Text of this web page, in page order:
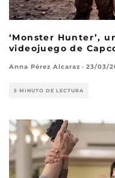
‘Monster Hunter’,
videojuego de
Anna Pérez Alcaraz · 23/03/
5 MINUTO DE LECTURA